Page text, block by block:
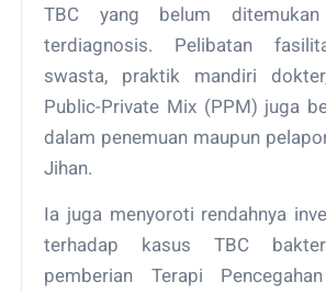
TBC yang belum
terdiagnosis. Pelibatan
swasta, praktik mandiri
Public-Private Mix (PPM) juga
dalam penemuan maupun
Jihan.
Ia juga menyoroti rendahnya
terhadap kasus TBC
pemberian Terapi